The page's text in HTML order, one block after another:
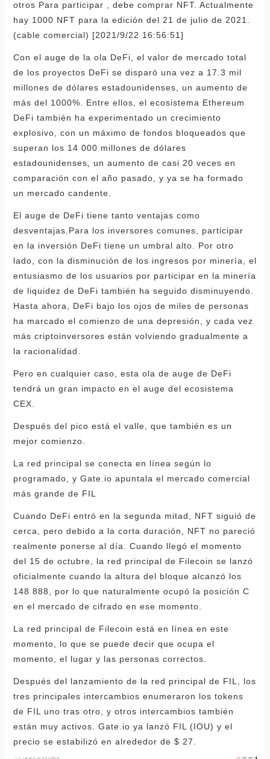
otros Para participar , debe comprar NFT. Actualmente
hay 1000 NFT para la edición del 21 de julio de 2021.
(cable comercial) [2021/9/22 16:56:51]
Con el auge de la ola DeFi, el valor de mercado total
de los proyectos DeFi se disparó una vez a 17.3 mil
millones de dólares estadounidenses, un aumento de
más del 1000%. Entre ellos, el ecosistema Ethereum
DeFi también ha experimentado un crecimiento
explosivo, con un máximo de fondos bloqueados que
superan los 14 000 millones de dólares
estadounidenses, un aumento de casi 20 veces en
comparación con el año pasado, y ya se ha formado
un mercado candente.
El auge de DeFi tiene tanto ventajas como
desventajas.Para los inversores comunes, participar
en la inversión DeFi tiene un umbral alto. Por otro
lado, con la disminución de los ingresos por minería, el
entusiasmo de los usuarios por participar en la minería
de liquidez de DeFi también ha seguido disminuyendo.
Hasta ahora, DeFi bajo los ojos de miles de personas
ha marcado el comienzo de una depresión, y cada vez
más criptoinversores están volviendo gradualmente a
la racionalidad.
Pero en cualquier caso, esta ola de auge de DeFi
tendrá un gran impacto en el auge del ecosistema
CEX.
Después del pico está el valle, que también es un
mejor comienzo.
La red principal se conecta en línea según lo
programado, y Gate.io apuntala el mercado comercial
más grande de FIL
Cuando DeFi entró en la segunda mitad, NFT siguió de
cerca, pero debido a la corta duración, NFT no pareció
realmente ponerse al día. Cuando llegó el momento
del 15 de octubre, la red principal de Filecoin se lanzó
oficialmente cuando la altura del bloque alcanzó los
148 888, por lo que naturalmente ocupó la posición C
en el mercado de cifrado en ese momento.
La red principal de Filecoin está en línea en este
momento, lo que se puede decir que ocupa el
momento, el lugar y las personas correctos.
Después del lanzamiento de la red principal de FIL, los
tres principales intercambios enumeraron los tokens
de FIL uno tras otro, y otros intercambios también
están muy activos. Gate.io ya lanzó FIL (IOU) y el
precio se estabilizó en alrededor de $ 27.